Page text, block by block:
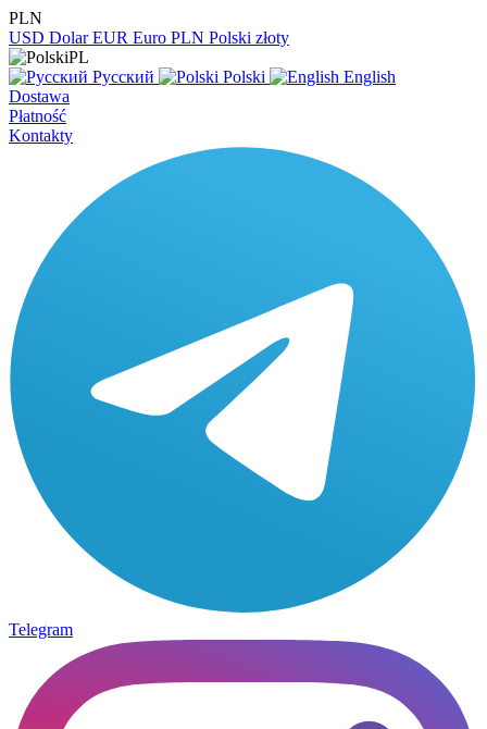
PLN
USD Dolar EUR Euro PLN Polski złoty
PL
Русский
Polski
English
Dostawa
Płatność
Kontakty
Telegram